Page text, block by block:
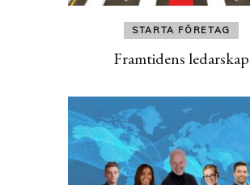
STARTA FÖRETAG
Framtidens ledarskap